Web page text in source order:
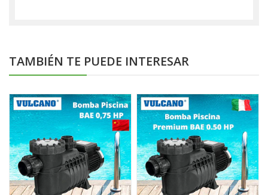
TAMBIÉN TE PUEDE INTERESAR